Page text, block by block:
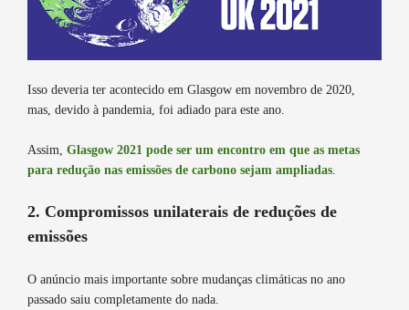
Isso deveria ter acontecido em Glasgow em novembro de 2020,
mas, devido à pandemia, foi adiado para este ano.
Assim, Glasgow 2021 pode ser um encontro em que as metas
para redução nas emissões de carbono sejam ampliadas
2. Compromissos unilaterais de reduções de
emissões
O anúncio mais importante sobre mudanças climáticas no ano
passado saiu completamente do nada.